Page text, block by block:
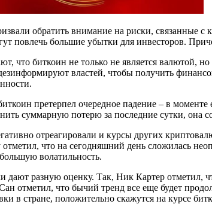
обратить внимание на риски, связанные с
повлечь большие убытки для инвесторов.
что биткоин не только не является валютой,
властей, чтобы получить
претерпел очередное падение – в
суммарную потерю за последние сутки, она
отреагировали и курсы других
что на сегодняшний день сложилась
волатильность.
дают разную оценку. Так, Ник Картер отметил,
отметил, что бычий тренд все еще будет
в стране, положительно скажутся на курсе